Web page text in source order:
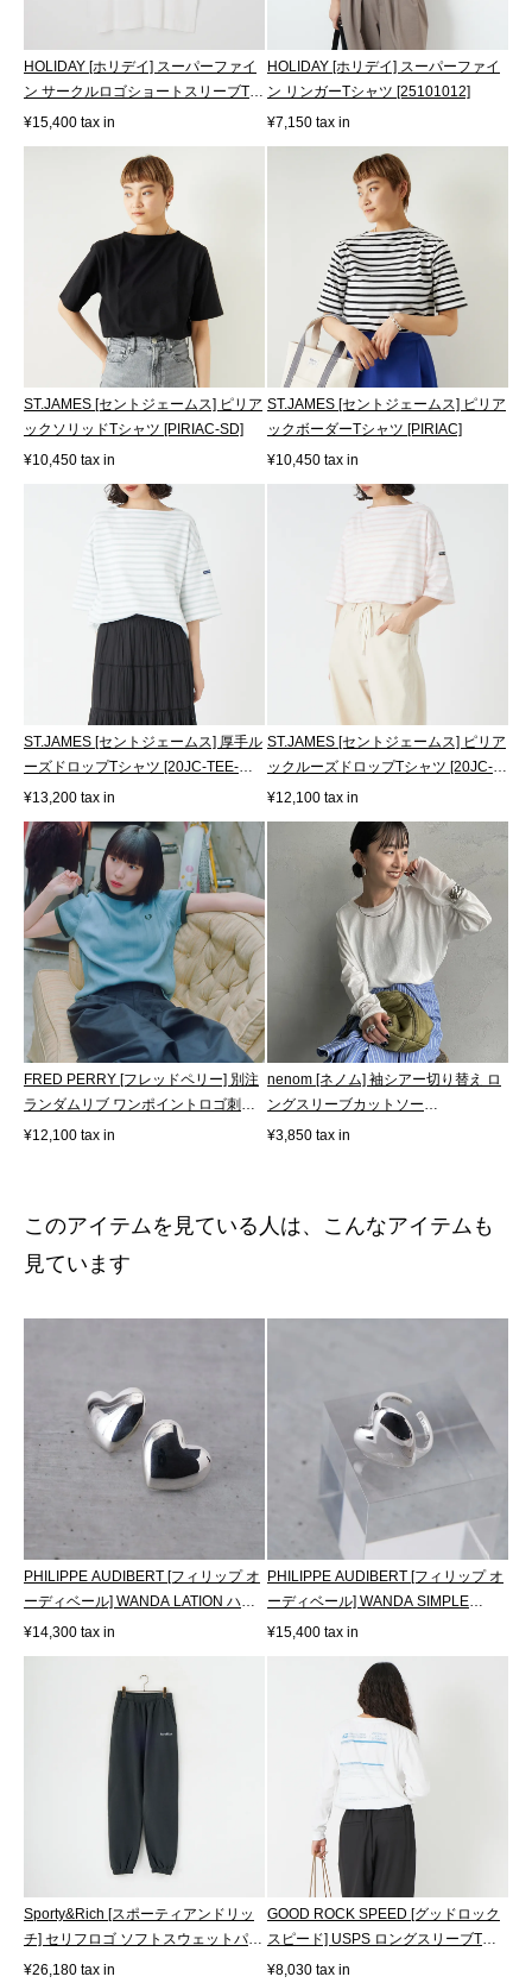
HOLIDAY [ホリデイ] スーパーファイ
ン サークルロゴショートスリーブTシ
ャ...
¥15,400 tax in
HOLIDAY [ホリデイ] スーパーファイ
ン リンガーTシャツ [25101012]
¥7,150 tax in
ST.JAMES [セントジェームス] ピリア
ックソリッドTシャツ [PIRIAC-SD]
¥10,450 tax in
ST.JAMES [セントジェームス] ピリア
ックボーダーTシャツ [PIRIAC]
¥10,450 tax in
ST.JAMES [セントジェームス] 厚手ル
ーズドロップTシャツ [20JC-TEE-
LOOSE]
¥13,200 tax in
ST.JAMES [セントジェームス] ピリア
ックルーズドロップTシャツ [20JC-
8733...
¥12,100 tax in
FRED PERRY [フレッドペリー] 別注
ランダムリブ ワンポイントロゴ刺繍
リン...
¥12,100 tax in
nenom [ネノム] 袖シアー切り替え ロ
ングスリーブカットソー
[NE23142058]
¥3,850 tax in
このアイテムを見ている人は、こんなアイテムも
見ています
PHILIPPE AUDIBERT [フィリップ オ
ーディベール] WANDA LATION ハー
トモチ...
¥14,300 tax in
PHILIPPE AUDIBERT [フィリップ オ
ーディベール] WANDA SIMPLE
COEUR LATIO...
¥15,400 tax in
Sporty&Rich [スポーティアンドリッ
チ] セリフロゴ ソフトスウェットパン
ツ...
¥26,180 tax in
GOOD ROCK SPEED [グッドロック
スピード] USPS ロングスリーブTシ
ャツ [26U...
¥8,030 tax in